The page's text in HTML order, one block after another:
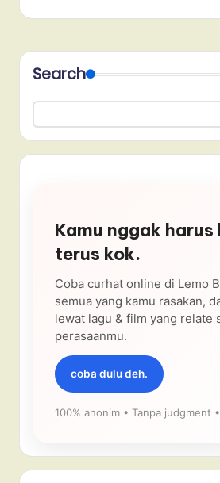
Search
Kamu nggak harus
terus kok.
Coba curhat online di Lemo
semua yang kamu rasakan,
lewat lagu & film yang relate
perasaanmu.
coba dulu deh.
100% anonim • Tanpa judgment